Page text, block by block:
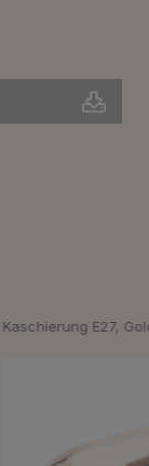
Kaschierung E27,